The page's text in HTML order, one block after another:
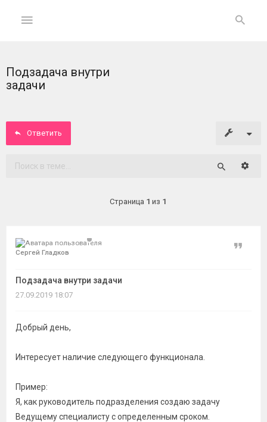
ГЛАВНАЯ
Вход
Подзадача внутри
задачи
Ответить
Страница 1 из 1
Сергей Гладков
Подзадача внутри задачи
Цитата
27.09.2019 18:07
Добрый день,
Интересует наличие следующего функционала.
Пример:
Я, как руководитель подразделения создаю задачу
Ведущему специалисту с определенным сроком.